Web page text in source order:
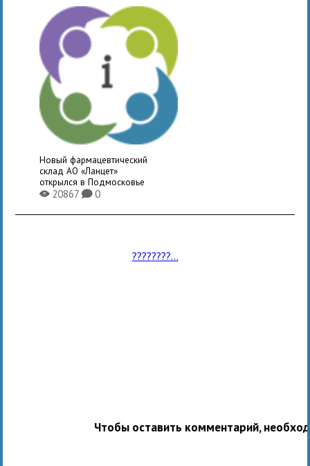
Новый фармацевтический
склад АО «Ланцет»
открылся в Подмосковье
X20867K0
????????...
Чтобы оставить комментарий,